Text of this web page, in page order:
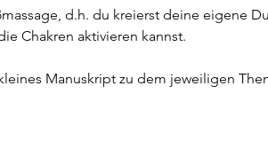
d.h. du kreierst deine eigene
Chakren aktivieren kannst.
Manuskript zu dem jeweiligen